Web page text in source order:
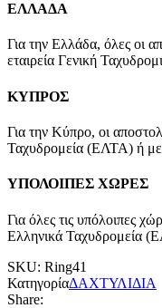
ΕΛΛΑΔΑ
Για την Ελλάδα, όλες οι
εταιρεία Γενική
ΚΥΠΡΟΣ
Για την Κύπρο, οι
Ταχυδρομεία (ΕΛΤΑ) ή με
ΥΠΟΛΟΙΠΕΣ ΧΩΡΕΣ
Για όλες τις υπόλοιπες
Ελληνικά Ταχυδρομεία
SKU: Ring41
ΚατηγορίαΔΑΧΤΥΛΙΔΙΑ
Share: